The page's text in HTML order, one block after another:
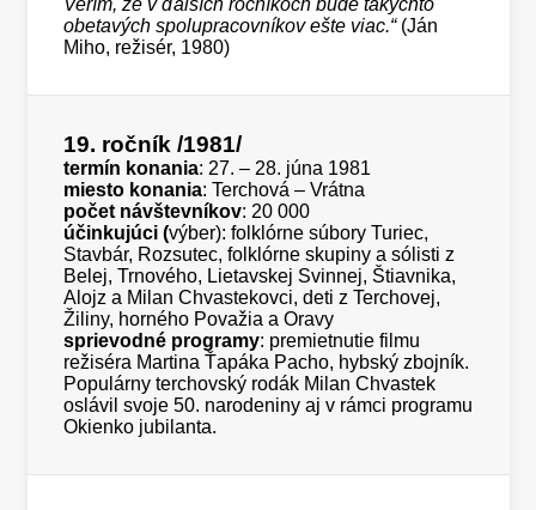
Verím, že v ďalších ročníkoch bude takýchto
obetavých spolupracovníkov ešte viac.“(Ján
Miho, režisér, 1980)
19. ročník /1981/
termín konania: 27. – 28. júna 1981
miesto konania: Terchová – Vrátna
počet návštevníkov: 20 000
účinkujúci (výber): folklórne súbory Turiec,
Stavbár, Rozsutec, folklórne skupiny a sólisti z
Belej, Trnového, Lietavskej Svinnej, Štiavnika,
Alojz a Milan Chvastekovci, deti z Terchovej,
Žiliny, horného Považia a Oravy
sprievodné programy: premietnutie filmu
režiséra Martina Ťapáka Pacho, hybský zbojník.
Populárny terchovský rodák Milan Chvastek
oslávil svoje 50. narodeniny aj v rámci programu
Okienko jubilanta.